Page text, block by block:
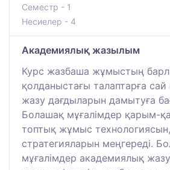
Семестр - 1
Несиелер - 4
Академиялық жазылым
Курс жазбаша жұмыстың
қолданыстағы талаптарға
жазу дағдыларын дамытуға
Болашақ мұғалімдер қарым-
топтық жұмыс
стратегияларын меңгереді.
мұғалімдер академиялық